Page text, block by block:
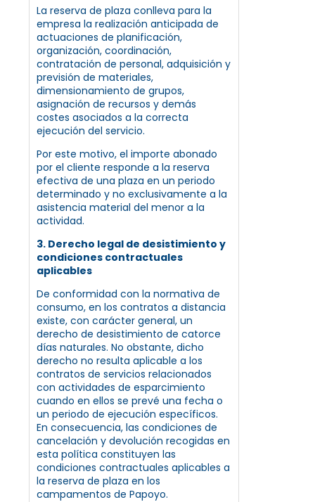
La reserva de plaza conlleva para la
empresa la realización anticipada de
actuaciones de planificación,
organización, coordinación,
contratación de personal, adquisición y
previsión de materiales,
dimensionamiento de grupos,
asignación de recursos y demás
costes asociados a la correcta
ejecución del servicio.
Por este motivo, el importe abonado
por el cliente responde a la reserva
efectiva de una plaza en un periodo
determinado y no exclusivamente a la
asistencia material del menor a la
actividad.
3. Derecho legal de desistimiento y
condiciones contractuales
aplicables
De conformidad con la normativa de
consumo, en los contratos a distancia
existe, con carácter general, un
derecho de desistimiento de catorce
días naturales. No obstante, dicho
derecho no resulta aplicable a los
contratos de servicios relacionados
con actividades de esparcimiento
cuando en ellos se prevé una fecha o
un periodo de ejecución específicos.
En consecuencia, las condiciones de
cancelación y devolución recogidas en
esta política constituyen las
condiciones contractuales aplicables a
la reserva de plaza en los
campamentos de Papoyo.